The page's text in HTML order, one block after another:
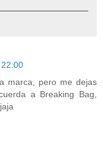
marca, pero me dejas
a Breaking Bag,